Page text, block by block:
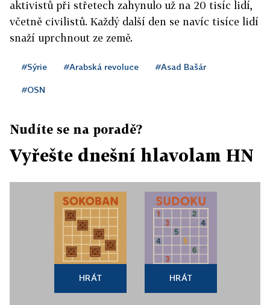
aktivistů při střetech zahynulo už na 20 tisíc lidí,
včetně civilistů. Každý další den se navíc tisíce lidí
snaží uprchnout ze země.
#Sýrie #Arabská revoluce #Asad Bašár
#OSN
Nudíte se na poradě?
Vyřešte dnešní hlavolam HN
HRÁT HRÁT